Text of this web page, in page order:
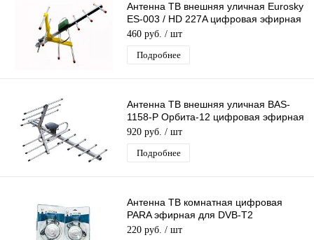
Антенна ТВ внешняя уличная Eurosky
ES-003 / HD 227A цифровая эфирная
для DVB-T2 ТВ
460 руб. / шт
Подробнее
Антенна ТВ внешняя уличная BAS-
1158-P Орбита-12 цифровая эфирная
для DVB-T2 телевидения
920 руб. / шт
Подробнее
Антенна ТВ комнатная цифровая
PARA эфирная для DVB-T2
телевидения
220 руб. / шт